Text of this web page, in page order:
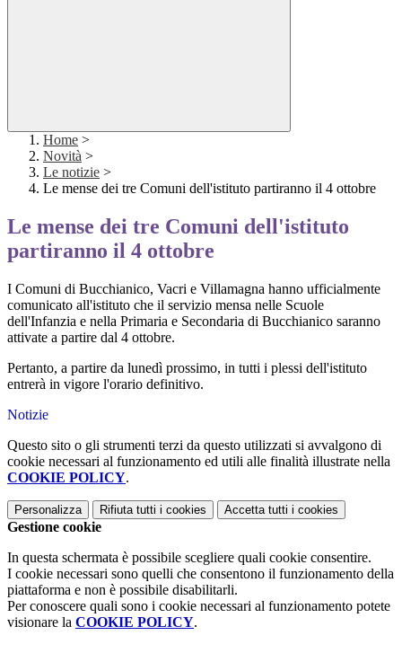
Home >
Novità >
Le notizie >
Le mense dei tre Comuni dell'istituto partiranno il 4 ottobre
Le mense dei tre Comuni dell'istituto
partiranno il 4 ottobre
I Comuni di Bucchianico, Vacri e Villamagna hanno ufficialmente
comunicato all'istituto che il servizio mensa nelle Scuole
dell'Infanzia e nella Primaria e Secondaria di Bucchianico saranno
attivate a partire dal 4 ottobre.
Pertanto, a partire da lunedì prossimo, in tutti i plessi dell'istituto
entrerà in vigore l'orario definitivo.
Notizie
Questo sito o gli strumenti terzi da questo utilizzati si avvalgono di
cookie necessari al funzionamento ed utili alle finalità illustrate nella
COOKIE POLICY.
Personalizza Rifiuta tutti i cookies Accetta tutti i cookies
Gestione cookie
In questa schermata è possibile scegliere quali cookie consentire.
I cookie necessari sono quelli che consentono il funzionamento della
piattaforma e non è possibile disabilitarli.
Per conoscere quali sono i cookie necessari al funzionamento potete
visionare la COOKIE POLICY.